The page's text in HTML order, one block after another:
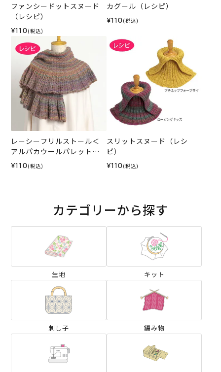
ファンシードットスヌード
（レシピ）
¥110 (税込)
カグール（レシピ）
¥110 (税込)
レーシーフリルストール＜
アルパカウールパレット＞
（レシピ）
¥110 (税込)
スリットスヌード（レシ
ピ）
¥110 (税込)
カテゴリーから探す
生地 キット
刺し子 編み物